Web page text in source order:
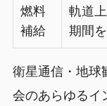
燃料
補給
軌道
期間
衛星通信・地球
会のあらゆるイ